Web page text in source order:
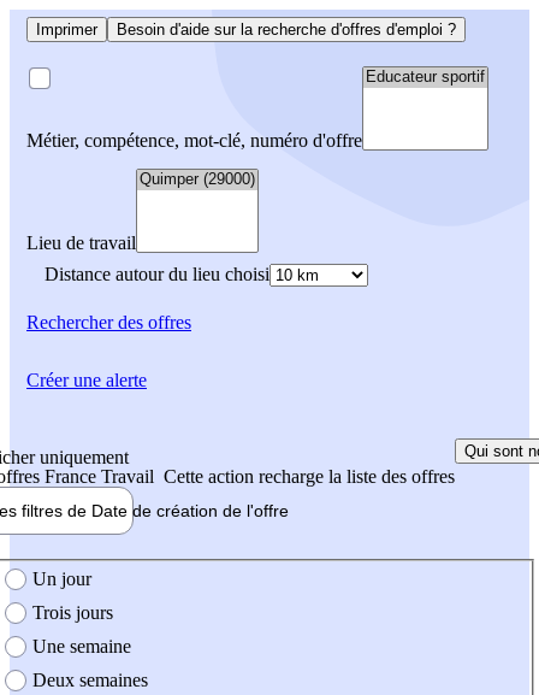
Imprimer Besoin d'aide sur la recherche d'offres d'emploi ?
Métier, compétence, mot-clé, numéro d'offre
Lieu de travail
Distance autour du lieu choisi
Rechercherdes offres
uniquement
France Travail Cette action recharge la liste des offres
Qui sont
filtres de Date de création de l'offre
création de l'offre
Un jour
Trois jours
Une semaine
Deux semaines
Créer une alerte